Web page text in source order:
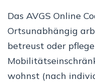
Das AVGS Online
Ortsunabhängig
betreust oder
wohnst (nach